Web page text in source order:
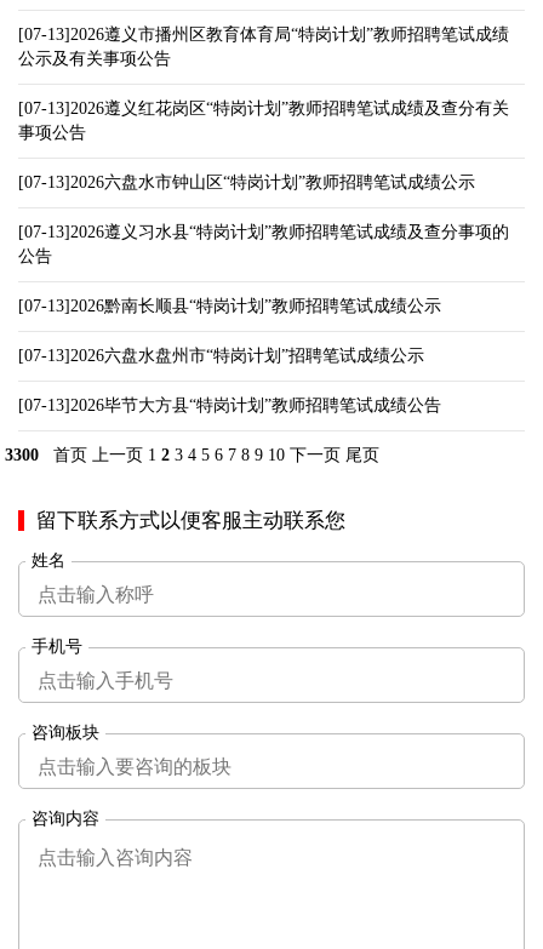
[07-13]2026遵义市播州区教育体育局“特岗计划”教师招聘笔试成绩
公示及有关事项公告
[07-13]2026遵义红花岗区“特岗计划”教师招聘笔试成绩及查分有关
事项公告
[07-13]2026六盘水市钟山区“特岗计划”教师招聘笔试成绩公示
[07-13]2026遵义习水县“特岗计划”教师招聘笔试成绩及查分事项的
公告
[07-13]2026黔南长顺县“特岗计划”教师招聘笔试成绩公示
[07-13]2026六盘水盘州市“特岗计划”招聘笔试成绩公示
[07-13]2026毕节大方县“特岗计划”教师招聘笔试成绩公告
3300 首页 上一页 1 2 3 4 5 6 7 8 9 10 下一页 尾页
留下联系方式以便客服主动联系您
姓名
手机号
咨询板块
咨询内容